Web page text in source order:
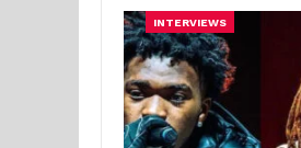
INTERVIEWS